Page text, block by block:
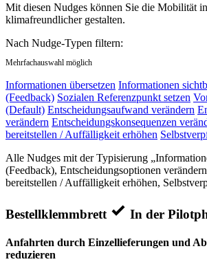
Mit diesen Nudges können Sie die Mobilität
klimafreundlicher gestalten.
Nach Nudge-Typen filtern:
Mehrfachauswahl möglich
Informationen übersetzen Informationen
(Feedback) Sozialen Referenzpunkt setzen
(Default) Entscheidungsaufwand verändern
verändern Entscheidungskonsequenzen
bereitstellen / Auffälligkeit erhöhen
Alle Nudges mit der Typisierung
(Feedback), Entscheidungsoptionen
bereitstellen / Auffälligkeit erhöhen,
Bestellklemmbrett In der
Anfahrten durch Einzellieferungen und
reduzieren